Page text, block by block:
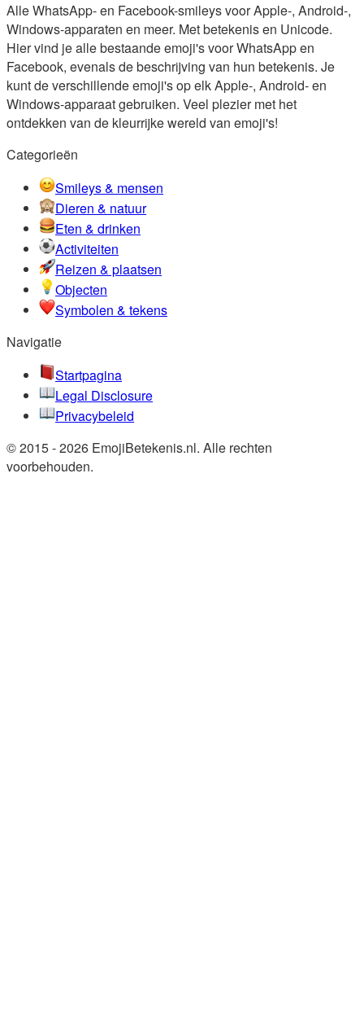
Alle WhatsApp- en Facebook-smileys voor Apple-, Android-,
Windows-apparaten en meer. Met betekenis en Unicode.
Hier vind je alle bestaande emoji's voor WhatsApp en
Facebook, evenals de beschrijving van hun betekenis. Je
kunt de verschillende emoji's op elk Apple-, Android- en
Windows-apparaat gebruiken. Veel plezier met het
ontdekken van de kleurrijke wereld van emoji's!
Categorieën
Smileys & mensen
Dieren & natuur
Eten & drinken
Activiteiten
Reizen & plaatsen
Objecten
Symbolen & tekens
Navigatie
Startpagina
Legal Disclosure
Privacybeleid
© 2015 - 2026 EmojiBetekenis.nl. Alle rechten
voorbehouden.